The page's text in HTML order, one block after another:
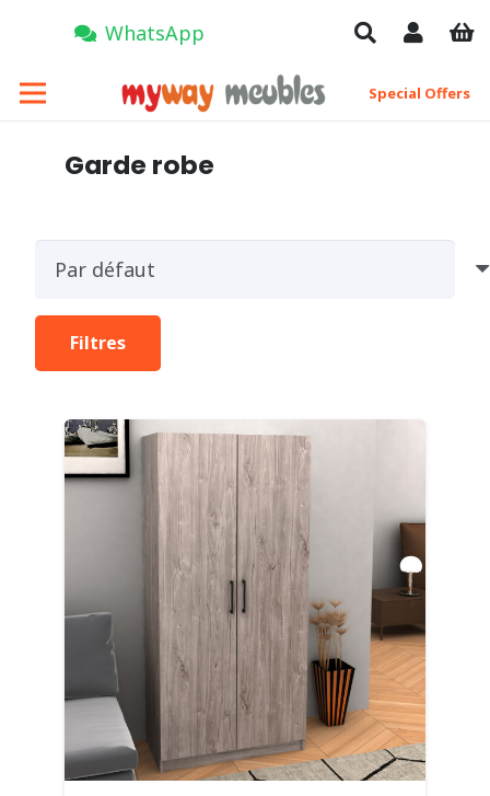
WhatsApp
Special Offers
Garde robe
Filtres